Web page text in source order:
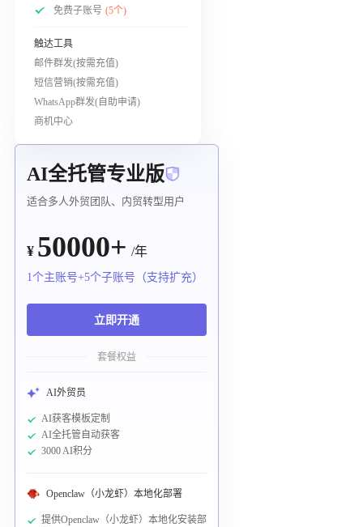
免费子账号 (5个)
触达工具
邮件群发(按需充值)
短信营销(按需充值)
WhatsApp群发(自助申请)
商机中心
AI全托管专业版
适合多人外贸团队、内贸转型用户
¥ 50000+ /年
1个主账号+5个子账号（支持扩充）
立即开通
套餐权益
AI外贸员
AI获客模板定制
AI全托管自动获客
3000 AI积分
Openclaw（小龙虾）本地化部署
提供Openclaw（小龙虾）本地化安装部